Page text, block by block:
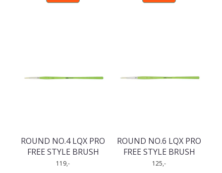
ROUND NO.4 LQX PRO
FREE STYLE BRUSH
119,-
ROUND NO.6 LQX PRO
FREE STYLE BRUSH
125,-